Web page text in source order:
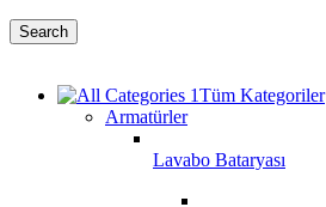
Search
Tüm Kategoriler
Armatürler
Lavabo Bataryası